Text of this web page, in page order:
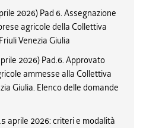
2026) Pad 6. Assegnazione
agricole della Collettiva
Venezia Giulia
2026) Pad.6. Approvato
ammesse alla Collettiva
Giulia. Elenco delle domande
aprile 2026: criteri e modalità